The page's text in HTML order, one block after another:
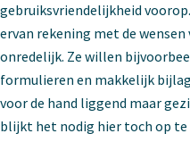
gebruiksvriendelijkheid
ervan rekening met de
onredelijk. Ze willen
formulieren en makkelijk
voor de hand liggend maar
blijkt het nodig hier toch op te